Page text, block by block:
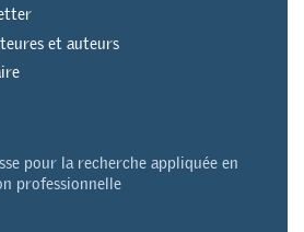
et auteurs
pour la recherche appliquée en
professionnelle